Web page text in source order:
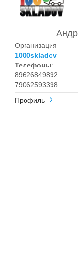
Организация
1000skladov
Телефоны:
89626849892
79062593398
Профиль